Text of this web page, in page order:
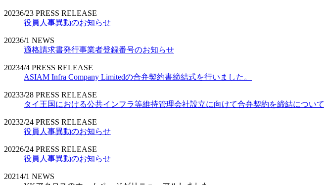
20236/23 PRESS RELEASE
役員人事異動のお知らせ
20236/1 NEWS
適格請求書発行事業者登録番号のお知らせ
20234/4 PRESS RELEASE
ASIAM Infra Company Limitedの合弁契約書締結式を行いました。
20233/28 PRESS RELEASE
タイ王国における公共インフラ等維持管理会社設立に向けて合弁契約を締結について
20232/24 PRESS RELEASE
役員人事異動のお知らせ
20226/24 PRESS RELEASE
役員人事異動のお知らせ
20214/1 NEWS